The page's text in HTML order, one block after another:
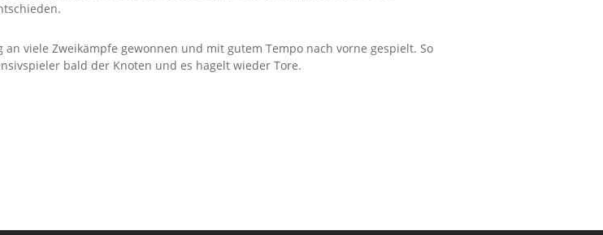
viele Zweikämpfe gewonnen und mit gutem Tempo nach vorne gespielt. So
bald der Knoten und es hagelt wieder Tore.